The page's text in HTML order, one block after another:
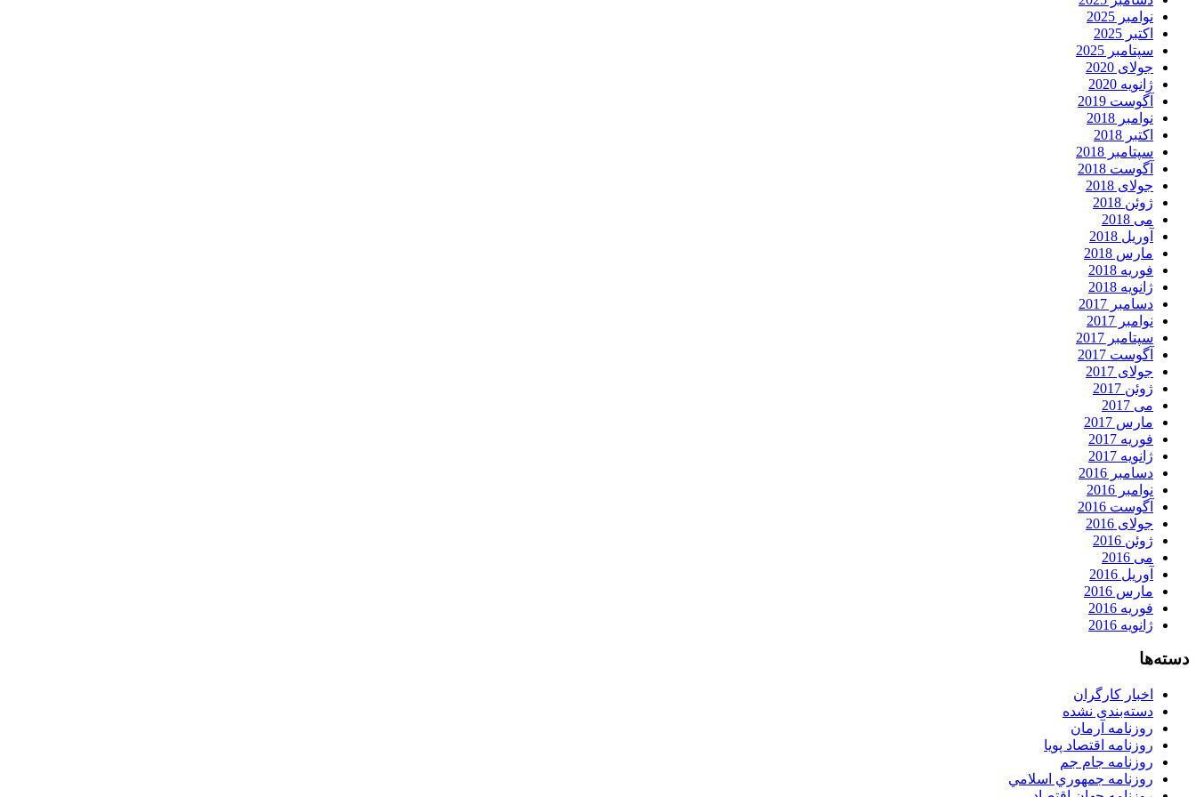
نوامبر 2025
اکتبر 2025
سپتامبر 2025
جولای 2020
ژانویه 2020
آگوست 2019
نوامبر 2018
اکتبر 2018
سپتامبر 2018
آگوست 2018
جولای 2018
ژوئن 2018
می 2018
آوریل 2018
مارس 2018
فوریه 2018
ژانویه 2018
دسامبر 2017
نوامبر 2017
سپتامبر 2017
آگوست 2017
جولای 2017
ژوئن 2017
می 2017
مارس 2017
فوریه 2017
ژانویه 2017
دسامبر 2016
نوامبر 2016
آگوست 2016
جولای 2016
ژوئن 2016
می 2016
آوریل 2016
مارس 2016
فوریه 2016
ژانویه 2016
دسته‌ها
اخبار کارگران
دسته‌بندی نشده
روزنامه آرمان
روزنامه اقتصاد پویا
روزنامه جام جم
روزنامه جمهوري اسلامي